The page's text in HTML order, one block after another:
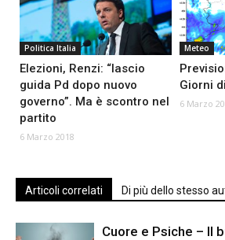
Politica Italia
Elezioni, Renzi: “lascio
guida Pd dopo nuovo
governo”. Ma è scontro nel
partito
6 Marzo 2018
Meteo
Giorni
6 Marzo
Articoli correlati Di più dello stesso
Cuore e Psiche – Il